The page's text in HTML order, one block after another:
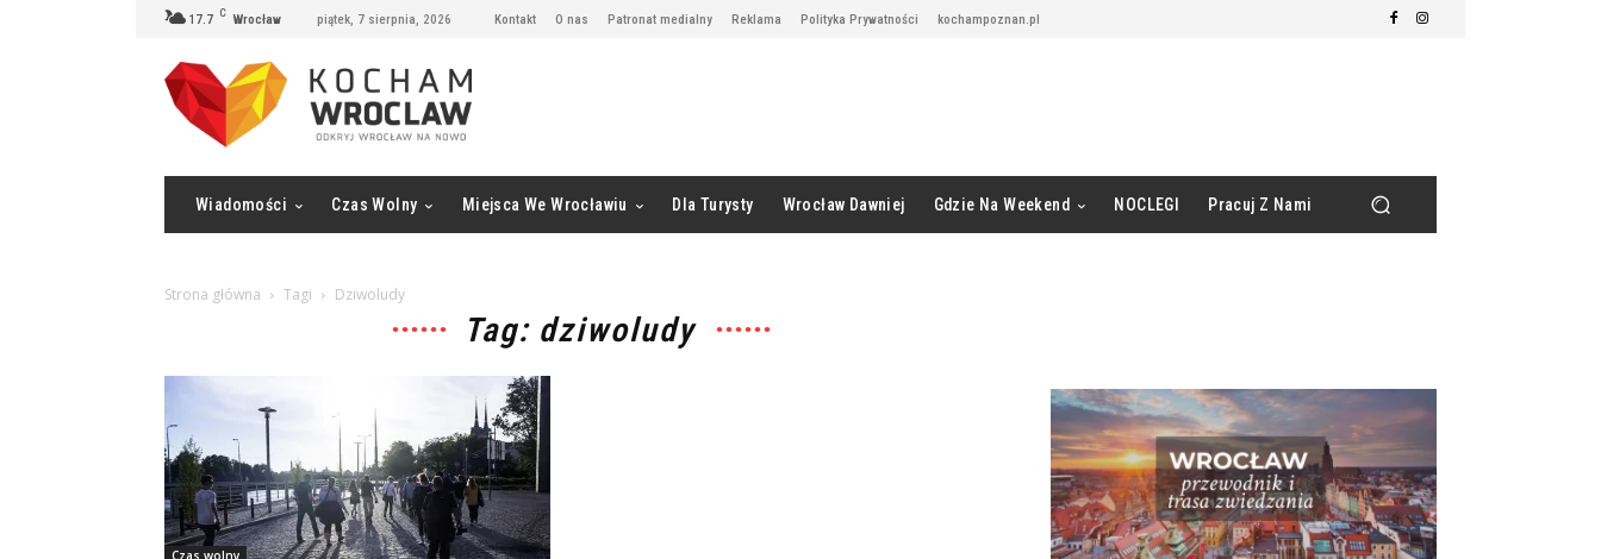
17.7 C Wrocław piątek, 7 sierpnia, 2026 Kontakt O nas Patronat medialny Reklama Polityka Prywatności kochampoznan.pl
Wiadomości Czas Wolny Miejsca We Wrocławiu Dla Turysty Wrocław Dawniej Gdzie Na Weekend NOCLEGI Pracuj Z Nami
Strona główna Tagi Dziwoludy
Tag: dziwoludy